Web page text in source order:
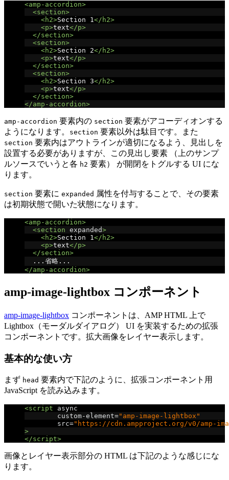
<amp-accordion>
<section>
<h2>Section 1</h2>
<p>text</p>
</section>
<section>
<h2>Section 2</h2>
<p>text</p>
</section>
<section>
<h2>Section 3</h2>
<p>text</p>
</section>
</amp-accordion>
amp-accordion 要素内の section 要素がアコーディオンする
ようになります。
section 要素以外は駄目です。また
section 要素内はアウトラインが適切になるよう、見出しを
設置する必要がありますが、この見出し要素 （上のサンプ
ルソースでいうと各 h2 要素） が開閉をトグルする UI にな
ります。
section 要素に expanded 属性を付与することで、その要素
は初期状態で開いた状態になります。
<amp-accordion>
<section expanded>
<h2>Section 1</h2>
<p>text</p>
</section>
  ...省略...
</amp-accordion>
amp-image-lightbox コンポーネント
amp-image-lightbox コンポーネントは、AMP HTML 上で
Lightbox（モーダルダイアログ） UI を実装するための拡張
コンポーネントです。拡大画像をレイヤー表示します。
基本的な使い方
まず head 要素内で下記のように、拡張コンポーネント用
JavaScript を読み込みます。
<script
async
custom-element="amp-image-lightbox"
src="https://cdn.ampproject.org/v0/amp-
>
</script>
画像とレイヤー表示部分の HTML は下記のような感じにな
ります。